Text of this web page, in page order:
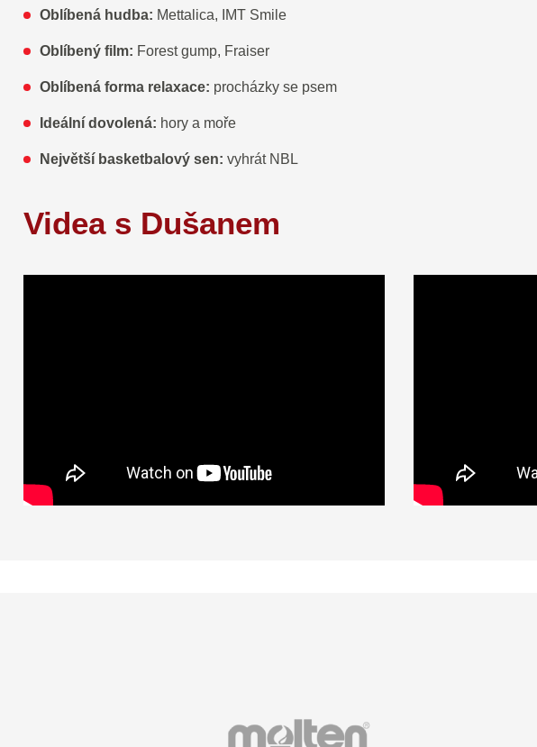
Oblíbená hudba: Mettalica, IMT Smile
Oblíbený film: Forest gump, Fraiser
Oblíbená forma relaxace: procházky se psem
Ideální dovolená: hory a moře
Největší basketbalový sen: vyhrát NBL
Videa s Dušanem